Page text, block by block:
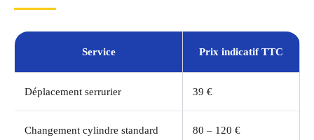
Service Prix indicatif TTC
Déplacement serrurier 39 €
Changement cylindre standard 80 – 120 €